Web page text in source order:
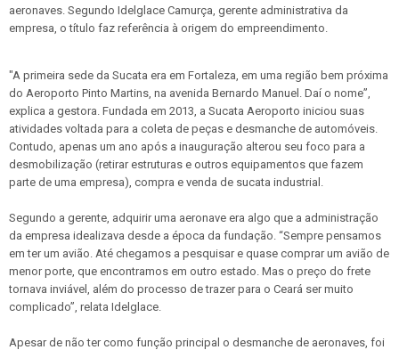
aeronaves. Segundo Idelglace Camurça, gerente administrativa da
empresa, o título faz referência à origem do empreendimento.
"A primeira sede da Sucata era em Fortaleza, em uma região bem próxima
do Aeroporto Pinto Martins, na avenida Bernardo Manuel. Daí o nome”,
explica a gestora. Fundada em 2013, a Sucata Aeroporto iniciou suas
atividades voltada para a coleta de peças e desmanche de automóveis.
Contudo, apenas um ano após a inauguração alterou seu foco para a
desmobilização (retirar estruturas e outros equipamentos que fazem
parte de uma empresa), compra e venda de sucata industrial.
Segundo a gerente, adquirir uma aeronave era algo que a administração
da empresa idealizava desde a época da fundação. “Sempre pensamos
em ter um avião. Até chegamos a pesquisar e quase comprar um avião de
menor porte, que encontramos em outro estado. Mas o preço do frete
tornava inviável, além do processo de trazer para o Ceará ser muito
complicado”, relata Idelglace.
Apesar de não ter como função principal o desmanche de aeronaves, foi